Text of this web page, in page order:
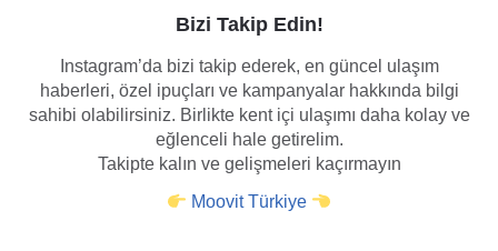
Bizi Takip Edin!
Instagram’da bizi takip ederek, en güncel ulaşım
haberleri, özel ipuçları ve kampanyalar hakkında bilgi
sahibi olabilirsiniz. Birlikte kent içi ulaşımı daha kolay ve
eğlenceli hale getirelim.
Takipte kalın ve gelişmeleri kaçırmayın
Moovit Türkiye